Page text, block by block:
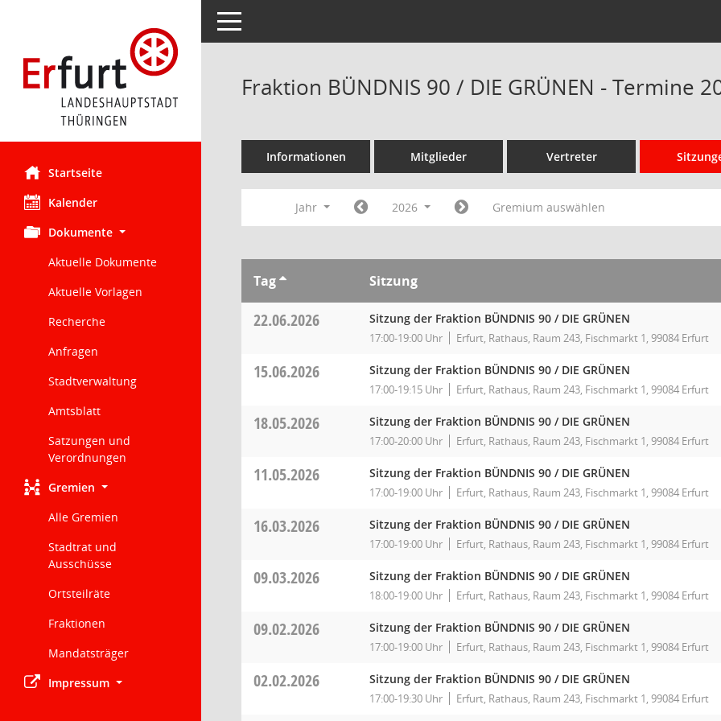
Startseite
Kalender
Dokumente
Aktuelle Dokumente
Aktuelle Vorlagen
Recherche
Anfragen
Stadtverwaltung
Amtsblatt
Satzungen und
Verordnungen
Gremien
Alle Gremien
Stadtrat und
Ausschüsse
Ortsteilräte
Fraktionen
Mandatsträger
Impressum
Toggle navigation
Fraktion BÜNDNIS 90 / DIE GRÜNEN - Termine
Informationen Mitglieder Vertreter
Jahr 2026 Gremium auswählen
Tag Sitzung
22.06.2026 Sitzung der Fraktion BÜNDNIS 90 / DIE GRÜNEN
17:00-19:00 Uhr Erfurt, Rathaus, Raum 243, Fischmarkt 1, 99084 Erfurt
15.06.2026 Sitzung der Fraktion BÜNDNIS 90 / DIE GRÜNEN
17:00-19:15 Uhr Erfurt, Rathaus, Raum 243, Fischmarkt 1, 99084 Erfurt
18.05.2026 Sitzung der Fraktion BÜNDNIS 90 / DIE GRÜNEN
17:00-20:00 Uhr Erfurt, Rathaus, Raum 243, Fischmarkt 1, 99084 Erfurt
11.05.2026 Sitzung der Fraktion BÜNDNIS 90 / DIE GRÜNEN
17:00-19:00 Uhr Erfurt, Rathaus, Raum 243, Fischmarkt 1, 99084 Erfurt
16.03.2026 Sitzung der Fraktion BÜNDNIS 90 / DIE GRÜNEN
17:00-19:00 Uhr Erfurt, Rathaus, Raum 243, Fischmarkt 1, 99084 Erfurt
09.03.2026 Sitzung der Fraktion BÜNDNIS 90 / DIE GRÜNEN
18:00-19:00 Uhr Erfurt, Rathaus, Raum 243, Fischmarkt 1, 99084 Erfurt
09.02.2026 Sitzung der Fraktion BÜNDNIS 90 / DIE GRÜNEN
17:00-19:00 Uhr Erfurt, Rathaus, Raum 243, Fischmarkt 1, 99084 Erfurt
02.02.2026 Sitzung der Fraktion BÜNDNIS 90 / DIE GRÜNEN
17:00-19:30 Uhr Erfurt, Rathaus, Raum 243, Fischmarkt 1, 99084 Erfurt